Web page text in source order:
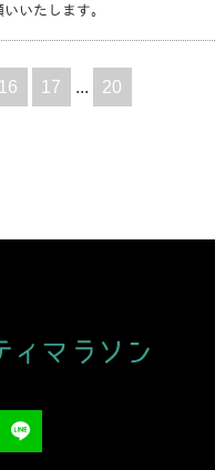
いたします。
16 17 ... 20